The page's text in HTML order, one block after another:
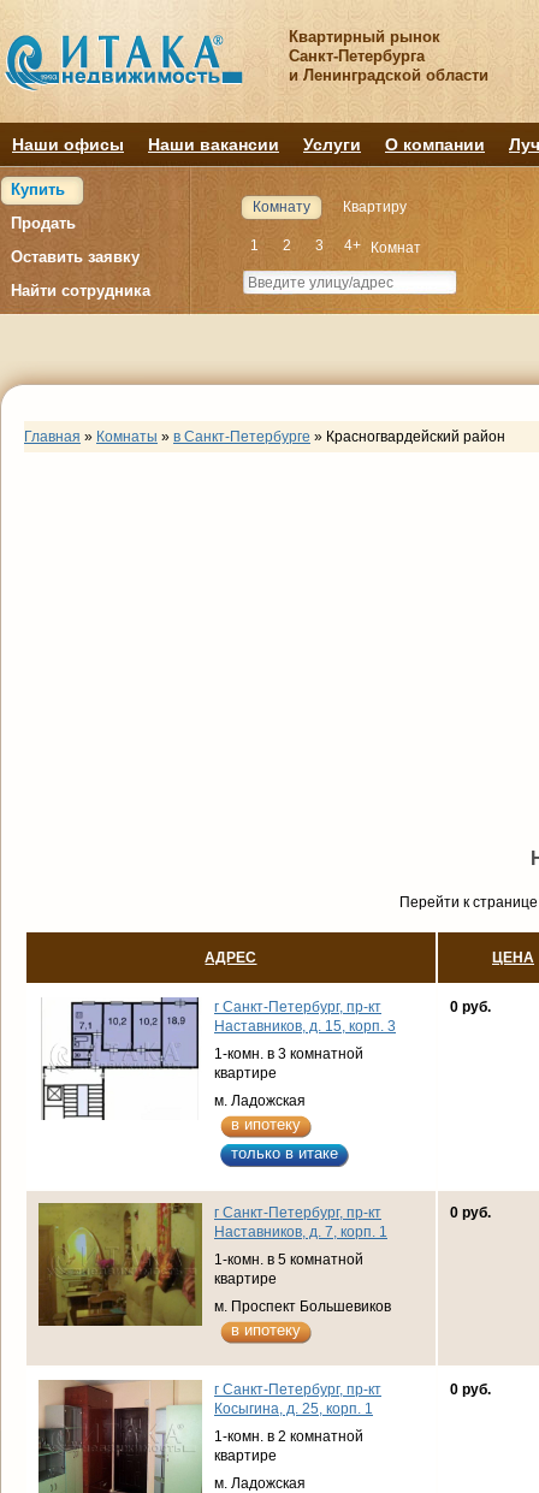
Квартирный рынок
Санкт-Петербурга
и Ленинградской области
Наши офисы Наши вакансии Услуги О компании
Купить
Продать
Оставить заявку
Найти сотрудника
Комнату Квартиру
1 2 3 4+ Комнат
Главная » Комнаты » в Санкт-Петербурге » Красногвардейский район
Перейти к
АДРЕС ЦЕНА
г Санкт-Петербург, пр-кт
Наставников, д. 15, корп. 3
1-комн. в 3 комнатной
квартире
м. Ладожская
в ипотеку
только в итаке
0 руб.
г Санкт-Петербург, пр-кт
Наставников, д. 7, корп. 1
1-комн. в 5 комнатной
квартире
м. Проспект Большевиков
в ипотеку
0 руб.
г Санкт-Петербург, пр-кт
Косыгина, д. 25, корп. 1
1-комн. в 2 комнатной
квартире
м. Ладожская
0 руб.